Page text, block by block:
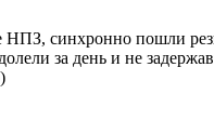
синхронно пошли
за день и не